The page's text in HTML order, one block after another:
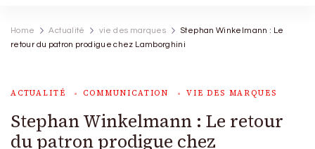
Home Actualité vie des marques
Stephan Winkelmann : Le
retour du patron prodigue chez Lamborghini
ACTUALITÉ COMMUNICATION VIE DES MARQUES
Stephan Winkelmann : Le retour
du patron prodigue chez